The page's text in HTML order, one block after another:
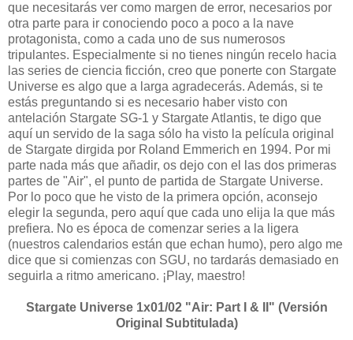
que necesitarás ver como margen de error, necesarios por
otra parte para ir conociendo poco a poco a la nave
protagonista, como a cada uno de sus numerosos
tripulantes. Especialmente si no tienes ningún recelo hacia
las series de ciencia ficción, creo que ponerte con Stargate
Universe es algo que a larga agradecerás. Además, si te
estás preguntando si es necesario haber visto con
antelación Stargate SG-1 y Stargate Atlantis, te digo que
aquí un servido de la saga sólo ha visto la película original
de Stargate dirgida por Roland Emmerich en 1994. Por mi
parte nada más que añadir, os dejo con el las dos primeras
partes de "Air", el punto de partida de Stargate Universe.
Por lo poco que he visto de la primera opción, aconsejo
elegir la segunda, pero aquí que cada uno elija la que más
prefiera. No es época de comenzar series a la ligera
(nuestros calendarios están que echan humo), pero algo me
dice que si comienzas con SGU, no tardarás demasiado en
seguirla a ritmo americano. ¡Play, maestro!
Stargate Universe 1x01/02 "Air: Part I & II" (Versión
Original Subtitulada)